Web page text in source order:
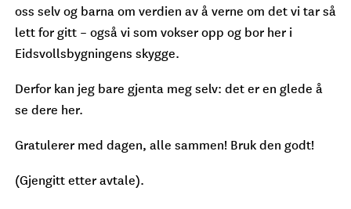
oss selv og barna om verdien av å verne om det vi tar så
lett for gitt – også vi som vokser opp og bor her i
Eidsvollsbygningens skygge.
Derfor kan jeg bare gjenta meg selv: det er en glede å
se dere her.
Gratulerer med dagen, alle sammen! Bruk den godt!
(Gjengitt etter avtale).